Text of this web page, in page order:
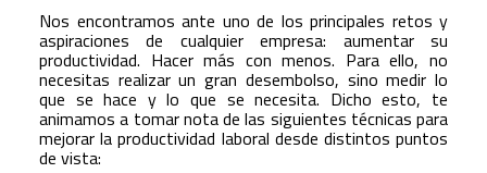
Nos encontramos ante uno de los principales retos y
aspiraciones de cualquier empresa: aumentar su
productividad. Hacer más con menos. Para ello, no
necesitas realizar un gran desembolso, sino medir lo
que se hace y lo que se necesita. Dicho esto, te
animamos a tomar nota de las siguientes técnicas para
mejorar la productividad laboral desde distintos puntos
de vista: